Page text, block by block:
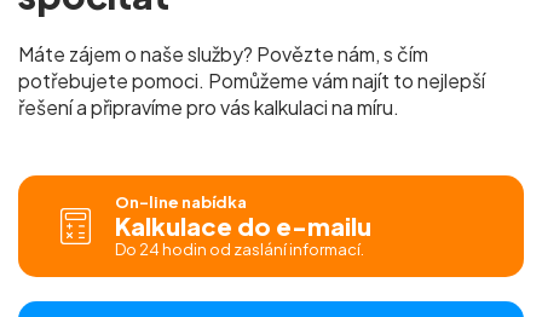
Máte zájem o naše služby? Povězte nám, s čím
potřebujete pomoci. Pomůžeme vám najít to nejlepší
řešení a připravíme pro váskalkulaci na míru.
On-line nabídka
Kalkulace do e-mailu
Do 24 hodin od zaslání informací.